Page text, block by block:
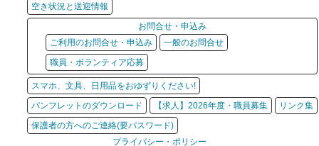
空き状況と送迎情報
お問合せ・申込み
ご利用のお問合せ・申込み
一般のお問合せ
職員・ボランティア応募
スマホ、文具、日用品をおゆずりください!
パンフレットのダウンロード
【求人】2026年度・職員募集
リンク集
保護者の方へのご連絡(要パスワード)
プライバシー・ポリシー